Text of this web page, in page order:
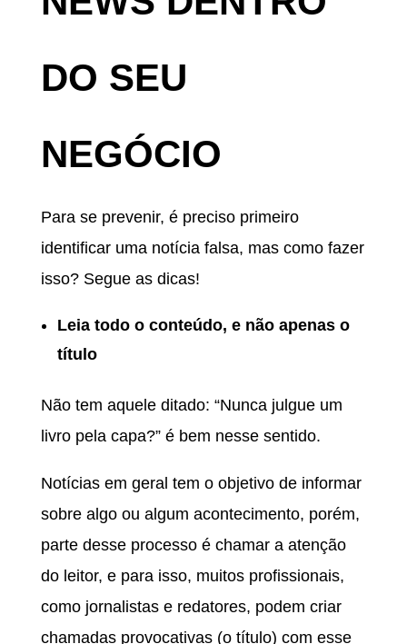
DO SEU
NEGÓCIO
Para se prevenir, é preciso primeiro
identificar uma notícia falsa, mas como fazer
isso? Segue as dicas!
Leia todo o conteúdo, e não apenas o
título
Não tem aquele ditado: “Nunca julgue um
livro pela capa?” é bem nesse sentido.
Notícias em geral tem o objetivo de informar
sobre algo ou algum acontecimento, porém,
parte desse processo é chamar a atenção
do leitor, e para isso, muitos profissionais,
como jornalistas e redatores, podem criar
chamadas provocativas (o título) com esse